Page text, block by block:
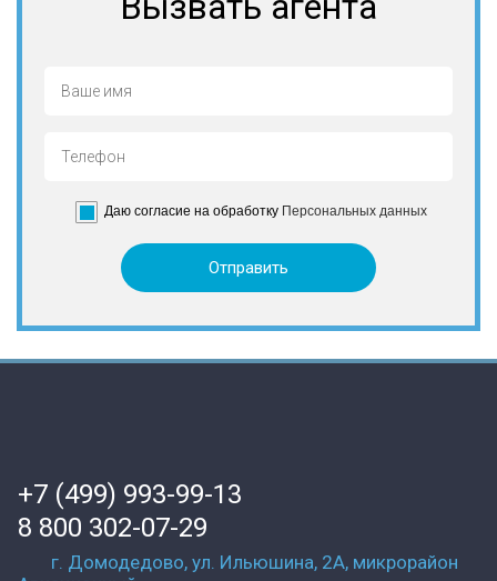
Даю согласие на обработку Персональных данных
+7 (499) 993-99-13
8 800 302-07-29
г. Домодедово, ул. Ильюшина, 2А, микрорайон